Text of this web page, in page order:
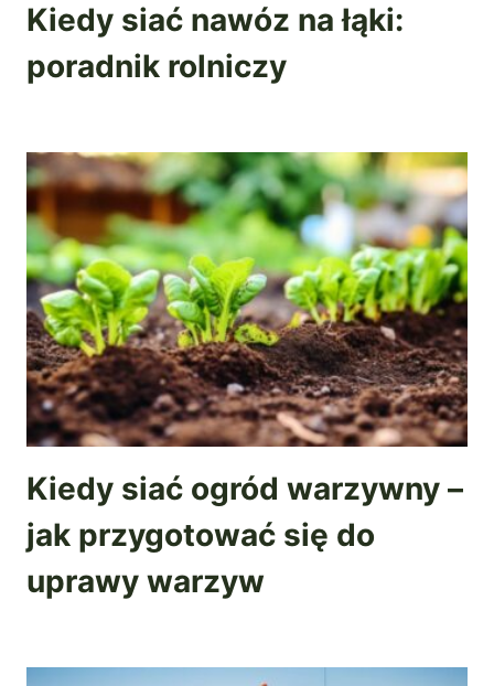
Kiedy siać nawóz na łąki:
poradnik rolniczy
Kiedy siać ogród warzywny –
jak przygotować się do
uprawy warzyw